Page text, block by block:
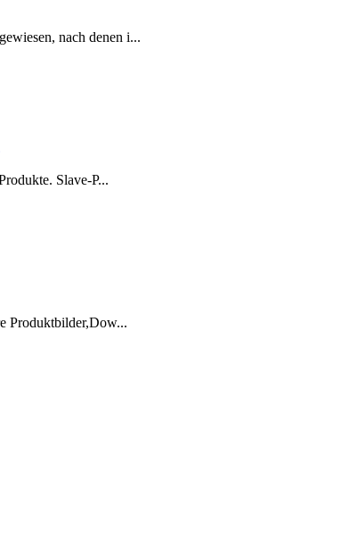
nach denen i...
Slave-P...
Produktbilder,Dow...